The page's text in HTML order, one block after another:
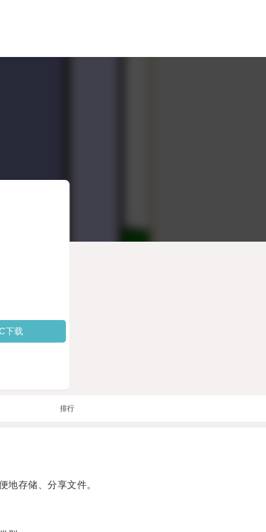
下载
排行
存储、分享文件。